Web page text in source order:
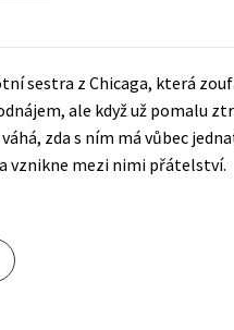
Populárně -
Populárně -
Předškoláci
sestra z Chicaga, která
ale když už pomalu
zda s ním má vůbec
vznikne mezi nimi přátelství.